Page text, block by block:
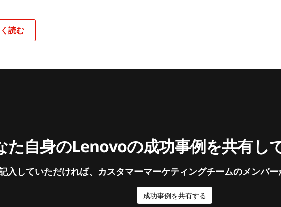
読む
た自身のLenovoの成功事例を共有し
入していただければ、カスタマーマーケティングチームのメンバー
成功事例を共有する